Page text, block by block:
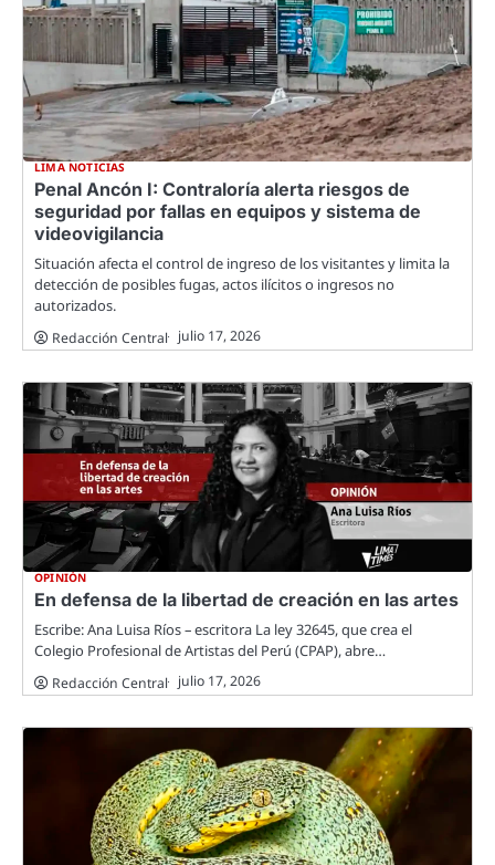
LIMA NOTICIAS
Penal Ancón I: Contraloría alerta riesgos de
seguridad por fallas en equipos y sistema de
videovigilancia
Situación afecta el control de ingreso de los visitantes y limita la
detección de posibles fugas, actos ilícitos o ingresos no
autorizados.
Redacción Central julio 17, 2026
OPINIÓN
En defensa de la libertad de creación en las artes
Escribe: Ana Luisa Ríos – escritora La ley 32645, que crea el
Colegio Profesional de Artistas del Perú (CPAP), abre…
Redacción Central julio 17, 2026